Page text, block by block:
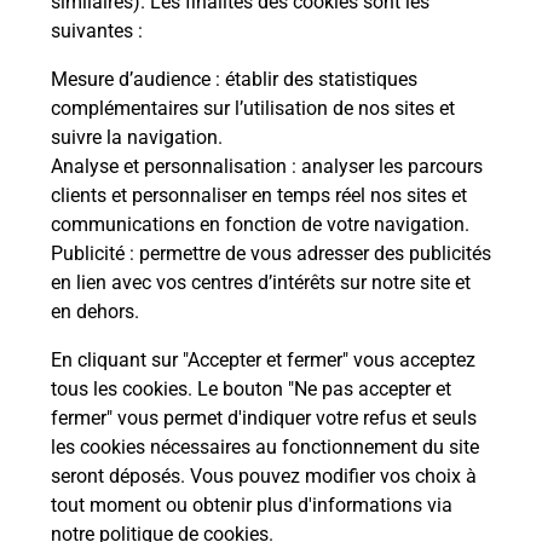
suivantes :
Mesure d’audience : établir des statistiques
complémentaires sur l’utilisation de nos sites et
suivre la navigation.
Analyse et personnalisation : analyser les parcours
clients et personnaliser en temps réel nos sites et
communications en fonction de votre navigation.
Publicité : permettre de vous adresser des publicités
en lien avec vos centres d’intérêts sur notre site et
en dehors.
En cliquant sur "Accepter et fermer" vous acceptez
tous les cookies. Le bouton "Ne pas accepter et
fermer" vous permet d'indiquer votre refus et seuls
les cookies nécessaires au fonctionnement du site
seront déposés. Vous pouvez modifier vos choix à
tout moment ou obtenir plus d'informations via
notre politique de cookies.
Acheter un iPhone neuf ou reconditionné
Vous recherchez un smartphone pas cher proche
de chez vous ? Découvrez notre offre de
téléphones iPhone Apple dans vos bureaux de
Poste à LE HAVRE PARC DE ROUELLES (76610) !
En savoir plus
Questions fréquemment posées